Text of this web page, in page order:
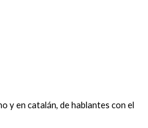
y en catalán, de hablantes con el